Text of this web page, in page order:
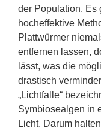
der Population. Es
hocheffektive
Plattwürmer
entfernen lassen,
lässt, was die
drastisch
„Lichtfalle“
Symbiosealgen in
Licht. Darum